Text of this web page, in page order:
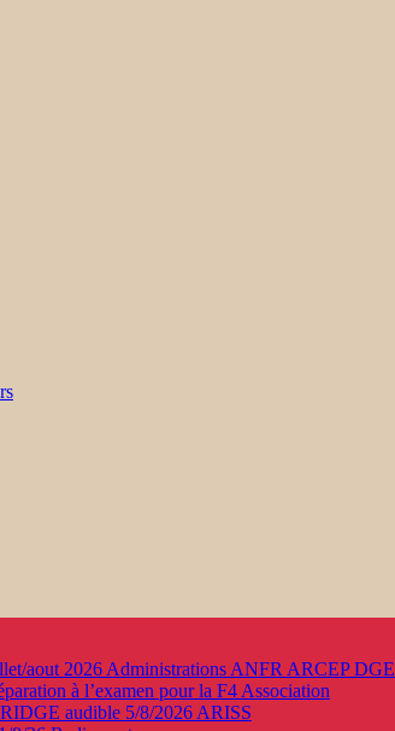
aout 2026 Administrations ANFR ARCEP DGE
à l’examen pour la F4 Association
audible 5/8/2026 ARISS